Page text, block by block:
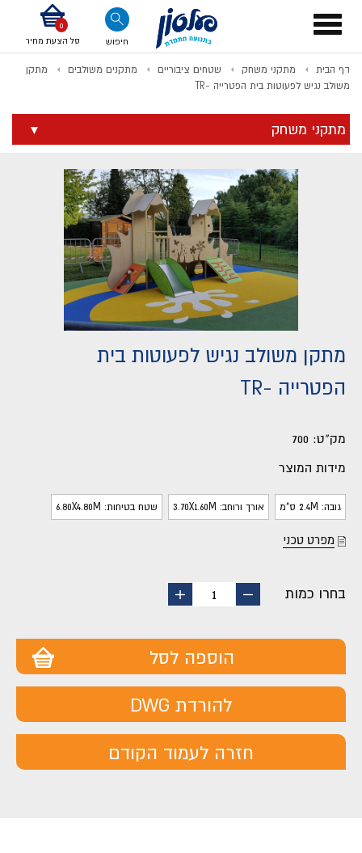
Toggle
navigation
חיפוש סל הצעת מחיר
דף הבית מתקני משחק שטחים ציבוריים מתקנים משולבים
מתקן
משולב נגיש לפעוטות בית הפטרייה -TR
מתקני משחק
מתקן משולב נגיש לפעוטות בית
הפטרייה -TR
מק"ט: 700
מידות המוצר
גובה: 2.4M ס"מ אורך ורוחב: 3.70X1.60M שטח בטיחות: 6.80X4.80M
מפרט טכני
בחרו כמות
החסר
1
הוסף
הוספה לסל
להורדת DWG
חזרה לעמוד הקודם